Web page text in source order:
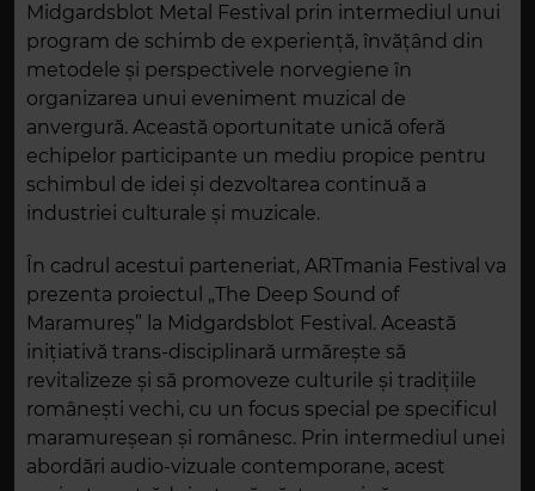
Midgardsblot Metal Festival prin intermediul unui
program de schimb de experiență, învățând din
metodele și perspectivele norvegiene în
organizarea unui eveniment muzical de
anvergură. Această oportunitate unică oferă
echipelor participante un mediu propice pentru
schimbul de idei și dezvoltarea continuă a
industriei culturale și muzicale.
În cadrul acestui parteneriat, ARTmania Festival va
prezenta proiectul „The Deep Sound of
Maramureş” la Midgardsblot Festival. Această
inițiativă trans-disciplinară urmărește să
revitalizeze și să promoveze culturile și tradițiile
românești vechi, cu un focus special pe specificul
maramureșean și românesc. Prin intermediul unei
abordări audio-vizuale contemporane, acest